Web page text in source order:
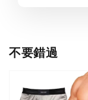
不要錯過